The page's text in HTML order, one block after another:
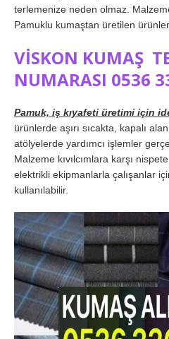
terlemenize neden olmaz.
Pamuklu kumaştan üretilen ürünler
VİSKON KUMAŞ
NUMARASI 0536
Pamuk, iş kıyafeti üretimi için
ürünlerde aşırı sıcakta, kapalı
atölyelerde yardımcı işlemler
Malzeme kıvılcımlara karşı
elektrikli ekipmanlarla çalışanlar
kullanılabilir.